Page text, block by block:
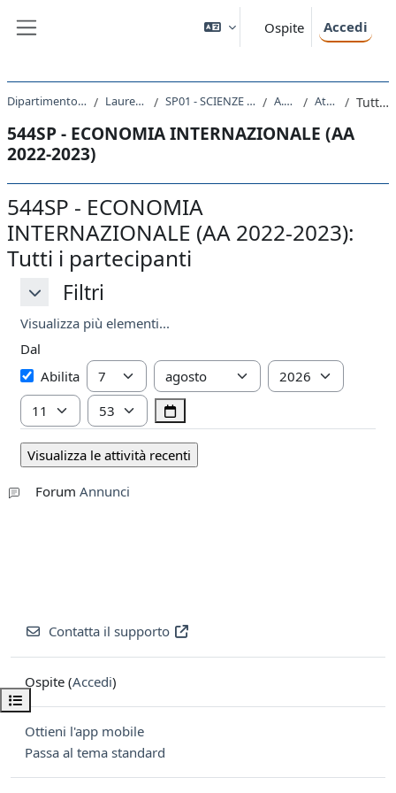
Ospite Accedi
Apri indice del corso
Dipartimento di Scienze Politiche e Sociali Laurea triennale (DM270) SP01 - SCIENZE INTERNAZIONALI E DIPLOMATICHE A.A. 2022 - 2023 Attività recente Tutti i partecipanti
544SP - ECONOMIA INTERNAZIONALE (AA
2022-2023)
544SP - ECONOMIA
INTERNAZIONALE (AA 2022-2023):
Tutti i partecipanti
Filtri
Filtri Filtri
Visualizza più elementi...
Dal
DalAbilita Giorno Mese
Anno
Ora
Minuto
Forum Annunci
Contatta il supporto
Ospite (Accedi)
Ottieni l'app mobile
Passa al tema standard